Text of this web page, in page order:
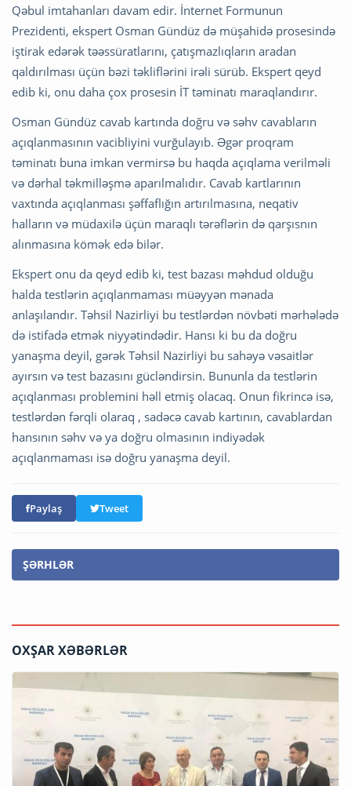
Qəbul imtahanları davam edir. İnternet Formunun
Prezidenti, ekspert Osman Gündüz də müşahidə prosesində
iştirak edərək təəssüratlarını, çatışmazlıqların aradan
qaldırılması üçün bəzi təkliflərini irəli sürüb. Ekspert qeyd
edib ki, onu daha çox prosesin İT təminatı maraqlandırır.
Osman Gündüz cavab kartında doğru və səhv cavabların
açıqlanmasının vacibliyini vurğulayıb. Əgər proqram
təminatı buna imkan vermirsə bu haqda açıqlama verilməli
və dərhal təkmilləşmə aparılmalıdır. Cavab kartlarının
vaxtında açıqlanması şəffaflığın artırılmasına, neqativ
halların və müdaxilə üçün maraqlı tərəflərin də qarşısnın
alınmasına kömək edə bilər.
Ekspert onu da qeyd edib ki, test bazası məhdud olduğu
halda testlərin açıqlanmaması müəyyən mənada
anlaşılandır. Təhsil Nazirliyi bu testlərdən növbəti mərhələdə
də istifadə etmək niyyətindədir. Hansı ki bu da doğru
yanaşma deyil, gərək Təhsil Nazirliyi bu sahəyə vəsaitlər
ayırsın və test bazasını gücləndirsin. Bununla da testlərin
açıqlanması problemini həll etmiş olacaq. Onun fikrincə isə,
testlərdən fərqli olaraq , sadəcə cavab kartının, cavablardan
hansının səhv və ya doğru olmasının indiyədək
açıqlanmaması isə doğru yanaşma deyil.
Paylaş Tweet
ŞƏRHLƏR
OXŞAR XƏBƏRLƏR